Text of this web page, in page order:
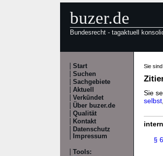
buzer.de
Bundesrecht - tagaktuell
Start
Suchen
Sachgebiete
Aktuell
Verkündet
Über buzer.de
Qualität
Kontakt
Datenschutz
Impressum
Tools:
Sie
Sie
selbst
§